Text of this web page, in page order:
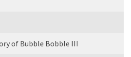
of Bubble Bobble III